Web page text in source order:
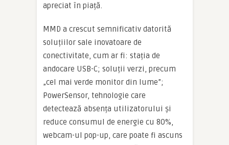
apreciat în piață.
MMD a crescut semnificativ datorită
soluțiilor sale inovatoare de
conectivitate, cum ar fi: stația de
andocare USB-C; soluții verzi, precum
„cel mai verde monitor din lume”;
PowerSensor, tehnologie care
detectează absența utilizatorului și
reduce consumul de energie cu 80%,
webcam-ul pop-up, care poate fi ascuns